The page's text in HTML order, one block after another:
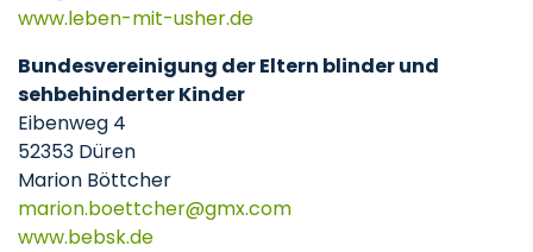
www.leben-mit-usher.de
Bundesvereinigung der Eltern blinder und
sehbehinderter Kinder
Eibenweg 4
52353 Düren
Marion Böttcher
marion.boettcher
gmxcom
www.bebsk.de